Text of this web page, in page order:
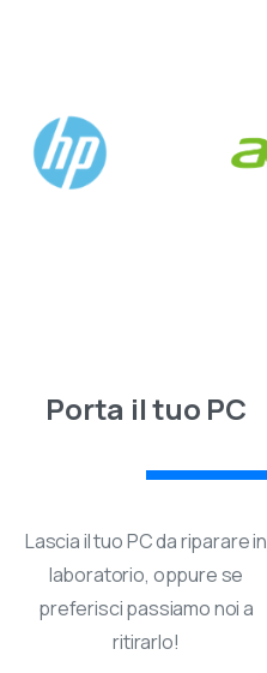
Porta il tuo PC
Lascia il tuo PC da riparare in
laboratorio, oppure se
preferisci passiamo noi a
ritirarlo!